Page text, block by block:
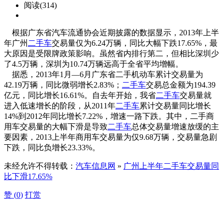
阅读(314)
根据广东省汽车流通协会近期披露的数据显示，2013年上半
年广州 二手车交易量仅为6.24万辆，同比大幅下跌17.65%，最
大原因是受限牌政策影响。虽然省内排行第二，但相比深圳少
了4.5万辆，深圳为10.74万辆远高于全省平均增幅。
据悉，2013年1月—6月广东省二手机动车累计交易量为
42.19万辆，同比微弱增长2.83%； 二手车交易总金额为194.39
亿元，同比增长16.61%。自去年开始，我省二手车交易量就
进入低速增长的阶段，从2011年二手车累计交易量同比增长
14%到2012年同比增长7.22%，增速一路下跌。其中，二手商
用车交易量的大幅下滑是导致二手车总体交易量增速放缓的主
要因素，2013上半年商用车交易量为仅9.68万辆，交易量急剧
下跌，同比负增长23.33%。
未经允许不得转载： 汽车信息网 » 广州上半年二手车交易量同
比下滑17.65%
赞 (0) 打赏